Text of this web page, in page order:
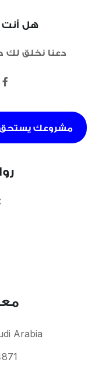
هل أنت
دعنا نخلق لك
مشروعك يستحق
Arabia